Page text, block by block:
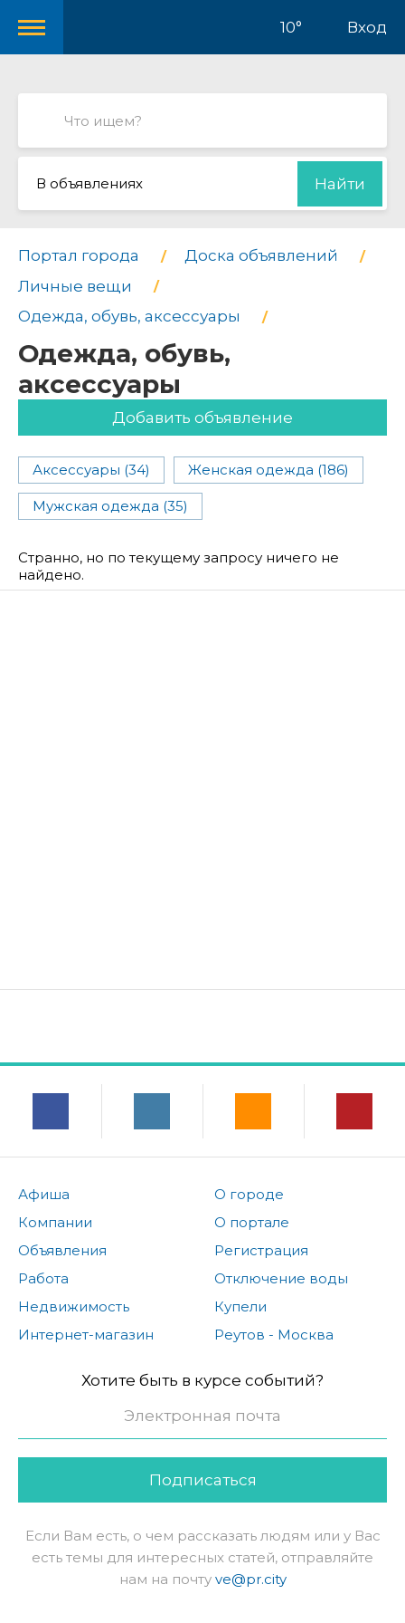
10° Вход
В объявлениях Найти
Портал города
Доска объявлений
Личные вещи
Одежда, обувь, аксессуары
Одежда, обувь,
аксессуары
Добавить объявление
Аксессуары (34) Женская одежда (186)
Мужская одежда (35)
Странно, но по текущему запросу ничего не
найдено.
Афиша
Компании
Объявления
Работа
Недвижимость
Интернет-магазин
О городе
О портале
Регистрация
Отключение воды
Купели
Реутов - Москва
Хотите быть в курсе событий?
Подписаться
Если Вам есть, о чем рассказать людям или у Вас
есть темы для интересных статей, отправляйте
нам на почту ve@pr.city